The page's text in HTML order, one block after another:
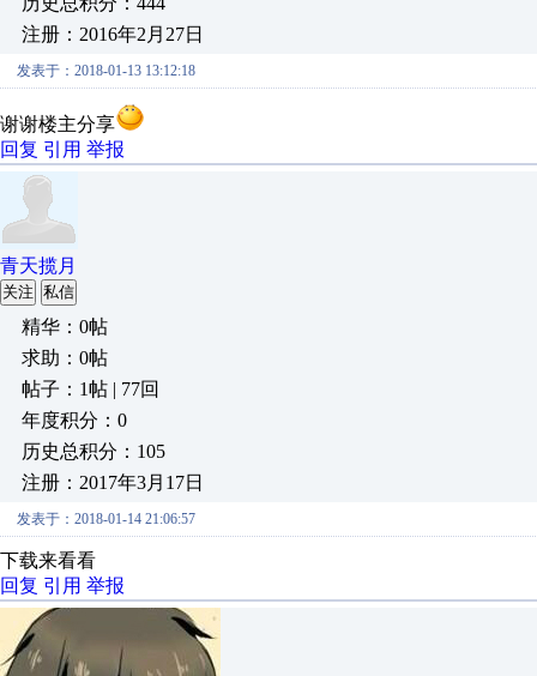
注册：2016年2月27日
发表于：2018-01-13 13:12:18
谢谢楼主分享
回复 引用 举报
青天揽月
关注 私信
精华：0帖
求助：0帖
帖子：1帖 | 77回
年度积分：0
历史总积分：105
注册：2017年3月17日
发表于：2018-01-14 21:06:57
下载来看看
回复 引用 举报